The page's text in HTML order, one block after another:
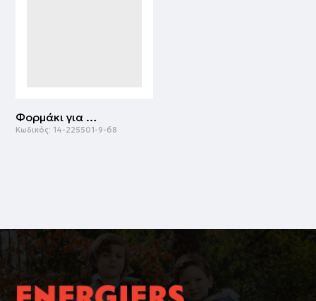
Φορμάκι για βρεφικό κορίτσι - οργανικό βαμβάκι (πρόωρο - 9 μηνών) | ΑΝΟΙΧΤΟ ΡΟΖ
Κωδικός: 14-225501-9-68